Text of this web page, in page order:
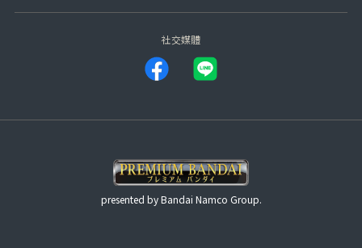
社交媒體
presented by Bandai Namco Group.